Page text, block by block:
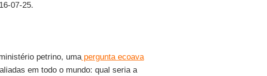
07-25.
petrino, umapergunta ecoava
em todo o mundo: qual seria a